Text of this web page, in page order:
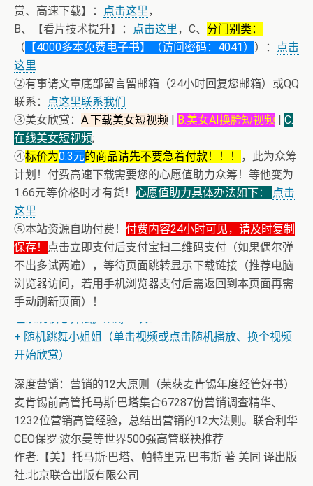
赏、高速下载】：
点击这里，
B、【看片技术提升】：
点击这里，C、 分门别类：
（ 【4000多本免费电子书】（访问密码：4041） ）：
点击
这里
②有事请文章底部留言留邮箱（24小时回复您邮箱）或QQ
联系：
点这里联系我们
③美女欣赏： A.下载美女短视频 | B.美女AI换脸短视频 | C.
在线美女短视频;
④标价为0.3元的商品请先不要急着付款！！！
，此为众筹
计划！付费高速下载需要您的心愿值助力众筹！等他变为
1.66元等价格时才有货！ 心愿值助力具体办法如下：
点击
这里
⑤本站资源自助付费！ 付费内容24小时可见，请及时复制
保存！
点击立即支付后支付宝扫二维码支付（如果偶尔弹
不出多试两遍），等待页面跳转显示下载链接（推荐电脑
浏览器访问，若用手机浏览器支付后需返回到本页面再需
手动刷新页面）！
+ 恭喜IP为180.201.1.217的网友为电子书籍《动力电池管
+ 随机跳舞小姐姐（单击视频或点击随机播放、换个视频
开始欣赏）
深度营销：营销的12大原则（荣获麦肯锡年度经管好书）
麦肯锡前高管托马斯·巴塔集合67287份营销调查精华、
1232位营销高管经验，总结出营销的12大法则。联合利华
CEO保罗·波尔曼等世界500强高管联袂推荐
作者:【美】托马斯·巴塔、帕特里克·巴韦斯 著 美同 译出版
社:北京联合出版有限公司